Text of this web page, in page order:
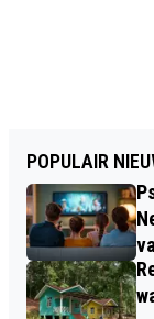
POPULAIR